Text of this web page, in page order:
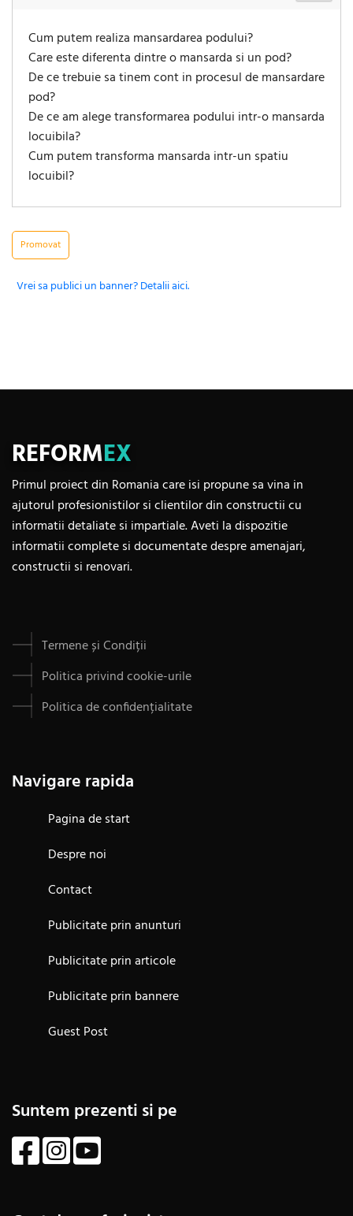
Cum putem realiza mansardarea podului?
Care este diferenta dintre o mansarda si un pod?
De ce trebuie sa tinem cont in procesul de mansardare
pod?
De ce am alege transformarea podului intr-o mansarda
locuibila?
Cum putem transforma mansarda intr-un spatiu
locuibil?
Promovat
Vrei sa publici un banner? Detalii aici.
REFORMEX
Primul proiect din Romania care isi propune sa vina in
ajutorul profesionistilor si clientilor din constructii cu
informatii detaliate si impartiale. Aveti la dispozitie
informatii complete si documentate despre amenajari,
constructii si renovari.
Termene și Condiții
Politica privind cookie-urile
Politica de confidențialitate
Navigare rapida
Pagina de start
Despre noi
Contact
Publicitate prin anunturi
Publicitate prin articole
Publicitate prin bannere
Guest Post
Suntem prezenti si pe